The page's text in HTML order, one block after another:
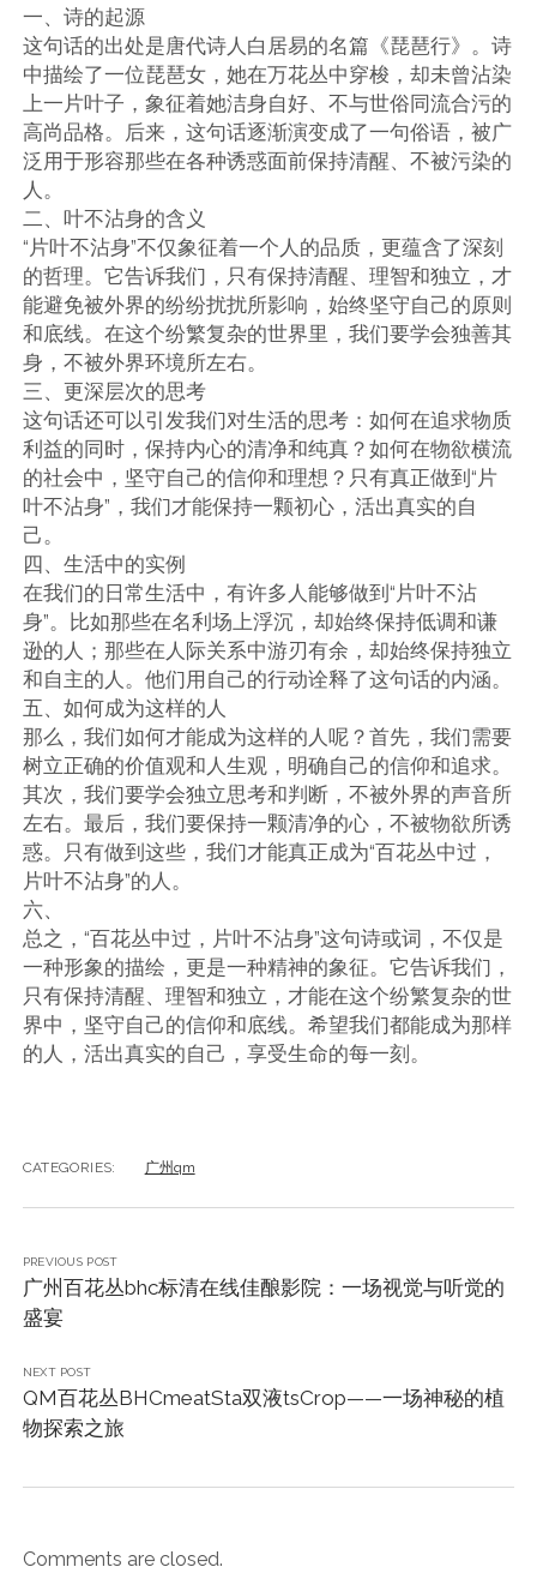
一、诗的起源
这句话的出处是唐代诗人白居易的名篇《琵琶行》。诗
中描绘了一位琵琶女，她在万花丛中穿梭，却未曾沾染
上一片叶子，象征着她洁身自好、不与世俗同流合污的
高尚品格。后来，这句话逐渐演变成了一句俗语，被广
泛用于形容那些在各种诱惑面前保持清醒、不被污染的
人。
二、叶不沾身的含义
“片叶不沾身”不仅象征着一个人的品质，更蕴含了深刻
的哲理。它告诉我们，只有保持清醒、理智和独立，才
能避免被外界的纷纷扰扰所影响，始终坚守自己的原则
和底线。在这个纷繁复杂的世界里，我们要学会独善其
身，不被外界环境所左右。
三、更深层次的思考
这句话还可以引发我们对生活的思考：如何在追求物质
利益的同时，保持内心的清净和纯真？如何在物欲横流
的社会中，坚守自己的信仰和理想？只有真正做到“片
叶不沾身”，我们才能保持一颗初心，活出真实的自
己。
四、生活中的实例
在我们的日常生活中，有许多人能够做到“片叶不沾
身”。比如那些在名利场上浮沉，却始终保持低调和谦
逊的人；那些在人际关系中游刃有余，却始终保持独立
和自主的人。他们用自己的行动诠释了这句话的内涵。
五、如何成为这样的人
那么，我们如何才能成为这样的人呢？首先，我们需要
树立正确的价值观和人生观，明确自己的信仰和追求。
其次，我们要学会独立思考和判断，不被外界的声音所
左右。最后，我们要保持一颗清净的心，不被物欲所诱
惑。只有做到这些，我们才能真正成为“百花丛中过，
片叶不沾身”的人。
六、
总之，“百花丛中过，片叶不沾身”这句诗或词，不仅是
一种形象的描绘，更是一种精神的象征。它告诉我们，
只有保持清醒、理智和独立，才能在这个纷繁复杂的世
界中，坚守自己的信仰和底线。希望我们都能成为那样
的人，活出真实的自己，享受生命的每一刻。
CATEGORIES: 广州qm
PREVIOUS POST
广州百花丛bhc标清在线佳酿影院：一场视觉与听觉的
盛宴
NEXT POST
QM百花丛BHCmeatSta双液tsCrop——一场神秘的植
物探索之旅
Comments are closed.